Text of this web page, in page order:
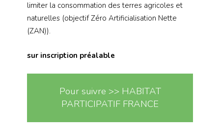
limiter la consommation des terres agricoles et
naturelles (objectif Zéro Artificialisation Nette
(ZAN)).
sur inscription préalable
Pour suivre >> HABITAT
PARTICIPATIF FRANCE